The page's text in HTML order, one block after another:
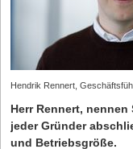
Hendrik Rennert,
Herr Rennert,
jeder Gründer
und Betriebsgröße.